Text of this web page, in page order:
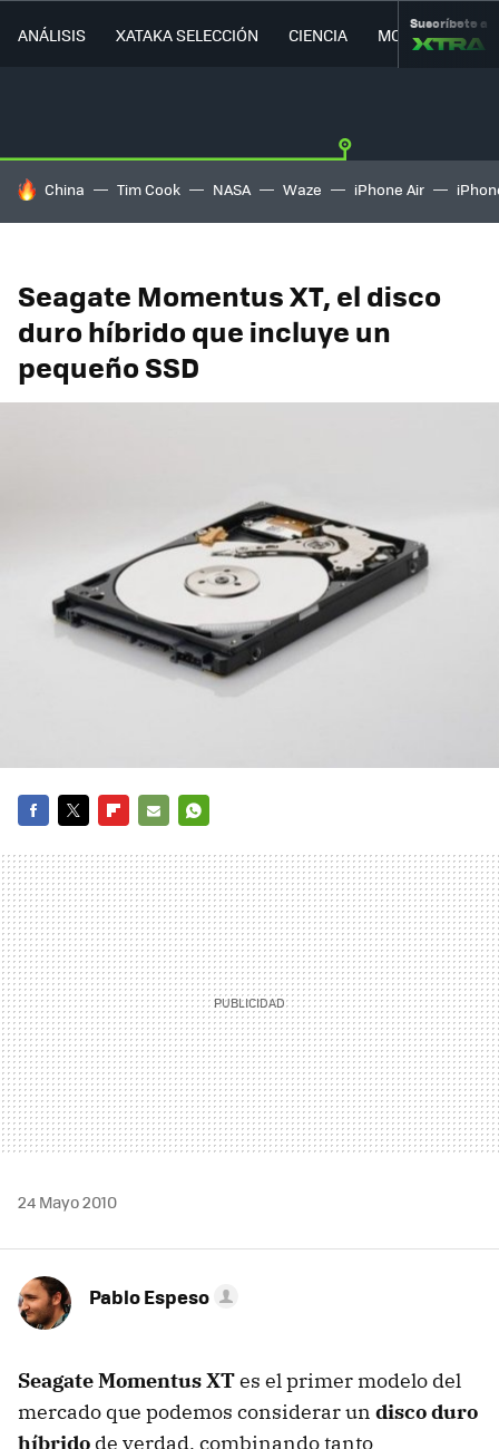
ANÁLISIS XATAKA SELECCIÓN CIENCIA MOVILIDAD
Suscríbete a
HOY SE HABLA DE
China Tim Cook NASA Waze iPhone Air
Seagate Momentus XT, el disco
duro híbrido que incluye un
pequeño SSD
MAIL
24 Mayo 2010
Pablo Espeso
Seagate Momentus XTes el primer modelo del
mercado que podemos considerar un disco duro
híbrido de verdad, combinando tanto